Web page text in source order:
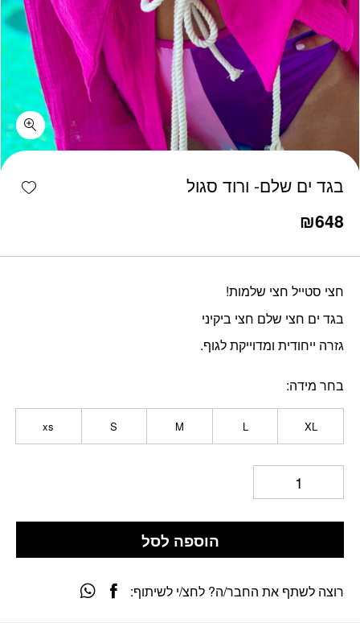
בגד ים שלם- ורוד סגול
₪648
חצי סטייל חצי שלמות!
בגד ים חצי שלם חצי ביקיני
גזרה ייחודית ומדוייקת לגוף.
בחר מידה
XL
L
M
S
xs
כמות בגד ים שלם- ורוד סגול
הוספה לסל
רוצה לשתף את החבר/ה? לחצ/י לשיתוף: